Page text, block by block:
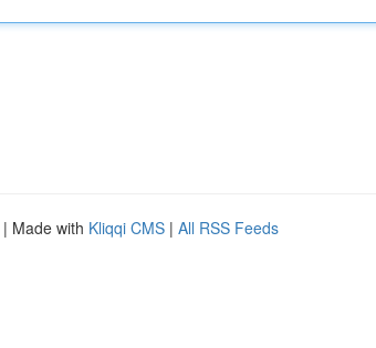
| Made with Kliqqi CMS | All RSS Feeds